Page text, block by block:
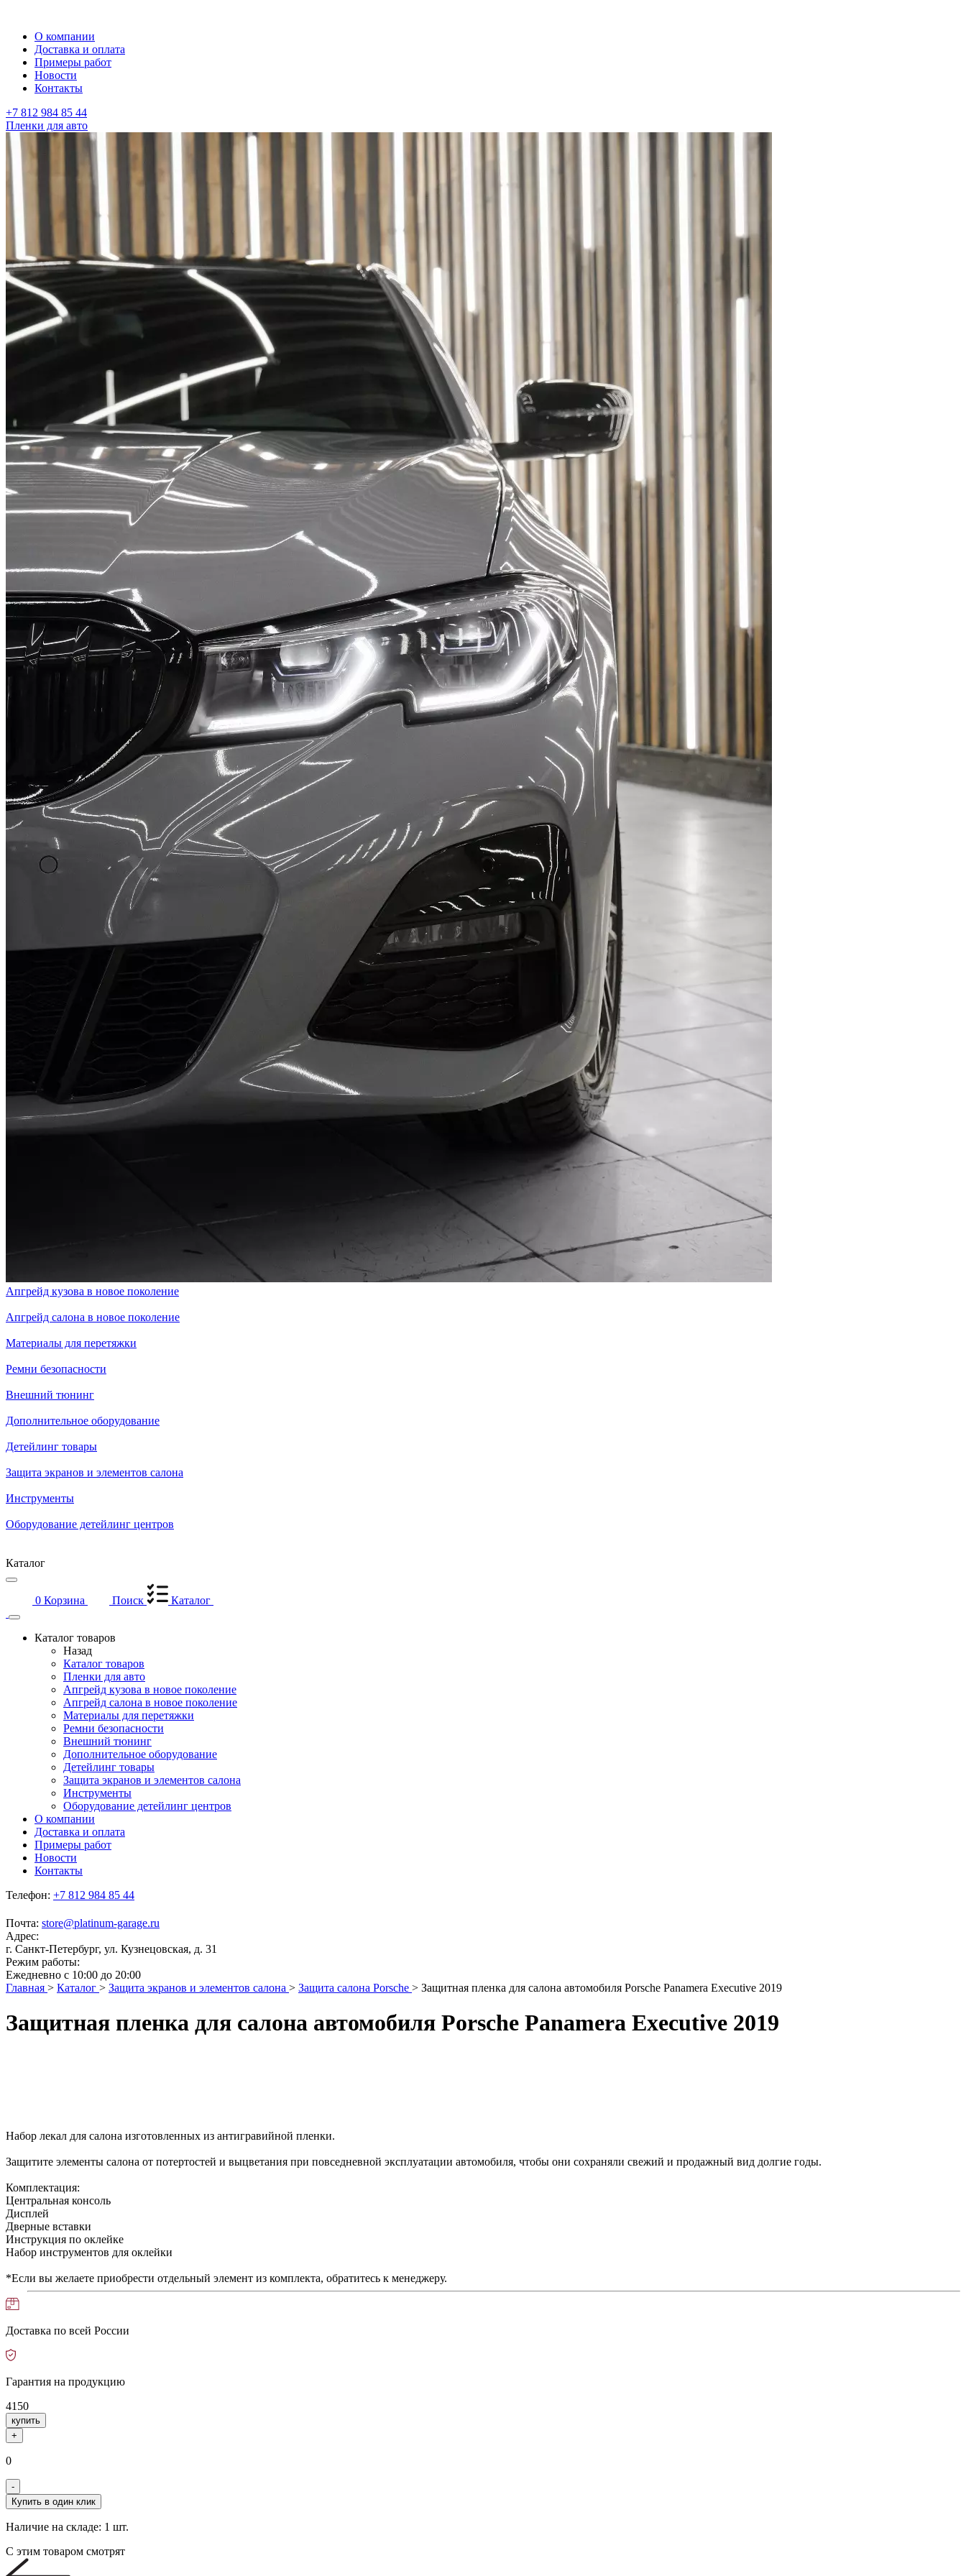
О компании
Доставка и оплата
Примеры работ
Новости
Контакты
+7 812 984 85 44
Пленки для авто
Апгрейд кузова в новое поколение
Апгрейд салона в новое поколение
Материалы для перетяжки
Ремни безопасности
Внешний тюнинг
Дополнительное оборудование
Детейлинг товары
Защита экранов и элементов салона
Инструменты
Оборудование детейлинг центров
Каталог
0 Корзина Поиск Каталог
Каталог товаров
Назад
Каталог товаров
Пленки для авто
Апгрейд кузова в новое поколение
Апгрейд салона в новое поколение
Материалы для перетяжки
Ремни безопасности
Внешний тюнинг
Дополнительное оборудование
Детейлинг товары
Защита экранов и элементов салона
Инструменты
Оборудование детейлинг центров
О компании
Доставка и оплата
Примеры работ
Новости
Контакты
Телефон: +7 812 984 85 44
Почта: store@platinum-garage.ru
Адрес:
г. Санкт-Петербург, ул. Кузнецовская, д. 31
Режим работы:
Ежедневно с 10:00 до 20:00
Главная > Каталог > Защита экранов и элементов салона > Защита салона Porsche > Защитная пленка для салона автомобиля Porsche Panamera Executive 2019
Защитная пленка для салона автомобиля Porsche Panamera Executive 2019
Набор лекал для салона изготовленных из антигравийной пленки.
Защитите элементы салона от потертостей и выцветания при повседневной эксплуатации автомобиля, чтобы они сохраняли свежий и продажный вид долгие годы.
Комплектация:
Центральная консоль
Дисплей
Дверные вставки
Инструкция по оклейке
Набор инструментов для оклейки
*Если вы желаете приобрести отдельный элемент из комплекта, обратитесь к менеджеру.
Доставка по всей России
Гарантия на продукцию
4150
купить
+
0
-
Купить в один клик
Наличие на складе: 1 шт.
С этим товаром смотрят